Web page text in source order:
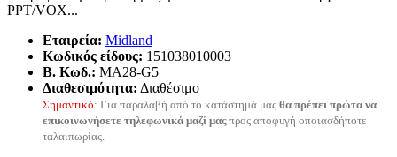
PPT/VOX...
Εταιρεία: Midland
Κωδικός είδους: 151038010003
B. Κωδ.: MA28-G5
Διαθεσιμότητα: Διαθέσιμο
Σημαντικό: Για παραλαβή από το κατάστημά μας θα πρέπει πρώτα να
επικοινωνήσετε τηλεφωνικά μαζί μαςπρος αποφυγή οποιασδήποτε
ταλαιπωρίας.